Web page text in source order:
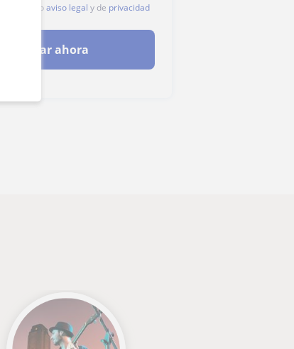
nuestroaviso legal y de privacidad
Contactar ahora